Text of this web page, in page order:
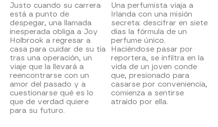
Justo cuando su carrera
está a punto de
despegar, una llamada
inesperada obliga a Joy
Holbrook a regresar a
casa para cuidar de su tía
tras una operación, un
viaje que la llevará a
reencontrarse con un
amor del pasado y a
cuestionarse qué es lo
que de verdad quiere
para su futuro.
Una perfumista viaja a
Irlanda con una misión
secreta: descifrar en siete
días la fórmula de un
perfume único.
Haciéndose pasar por
reportera, se infiltra en la
vida de un joven conde
que, presionado para
casarse por conveniencia,
comienza a sentirse
atraído por ella.